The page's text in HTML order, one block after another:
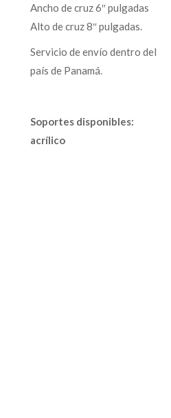
Ancho de cruz 6″ pulgadas
Alto de cruz 8″ pulgadas.
Servicio de envío dentro del
país de Panamá.
Soportes disponibles:
acrílico